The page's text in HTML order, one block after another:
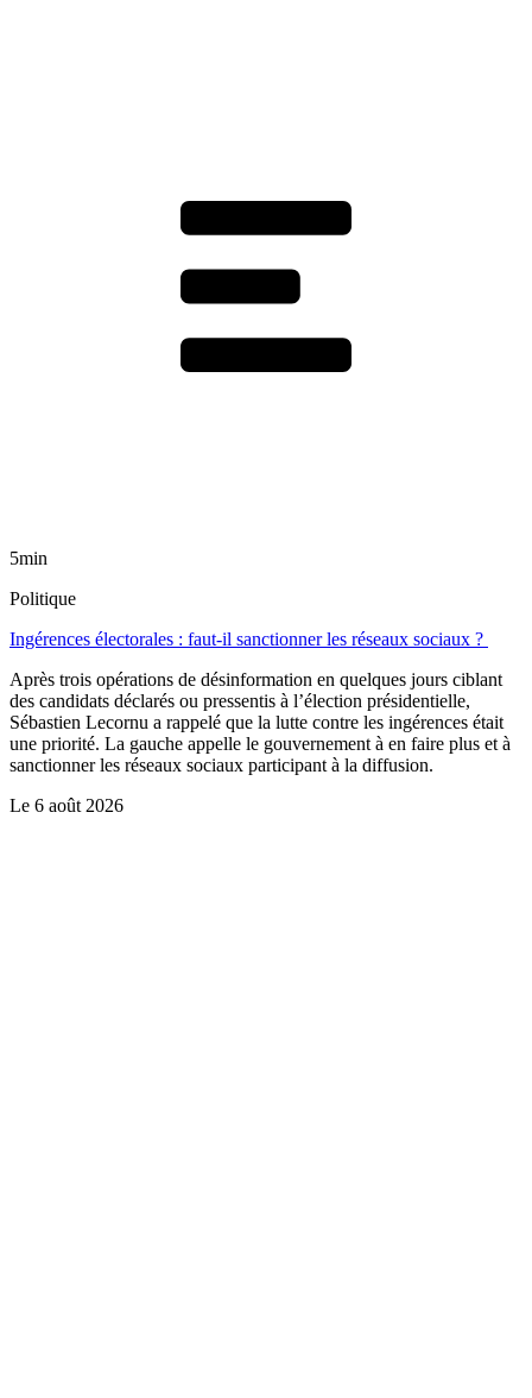
5min
Politique
Ingérences électorales : faut-il sanctionner les réseaux sociaux ?
Après trois opérations de désinformation en quelques jours ciblant
des candidats déclarés ou pressentis à l’élection présidentielle,
Sébastien Lecornu a rappelé que la lutte contre les ingérences était
une priorité. La gauche appelle le gouvernement à en faire plus et à
sanctionner les réseaux sociaux participant à la diffusion.
Le 6 août 2026